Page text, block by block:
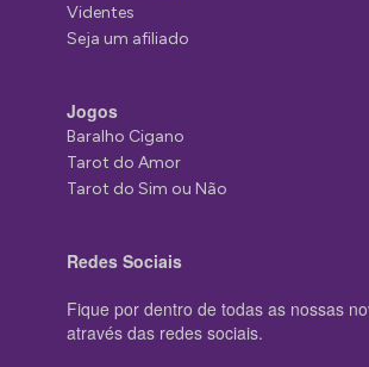
Videntes
Seja um afiliado
Jogos
Baralho Cigano
Tarot do Amor
Tarot do Sim ou Não
Redes Sociais
Fique por dentro de todas as nossas
através das redes sociais.